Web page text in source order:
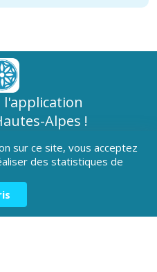
l'application
Alpes !
sur ce site, vous acceptez
des statistiques de